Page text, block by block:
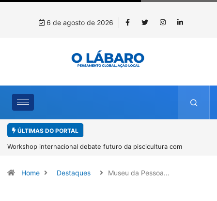
6 de agosto de 2026
ÚLTIMAS DO PORTAL
Workshop internacional debate futuro da piscicultura com
Home Destaques Museu da Pessoa…